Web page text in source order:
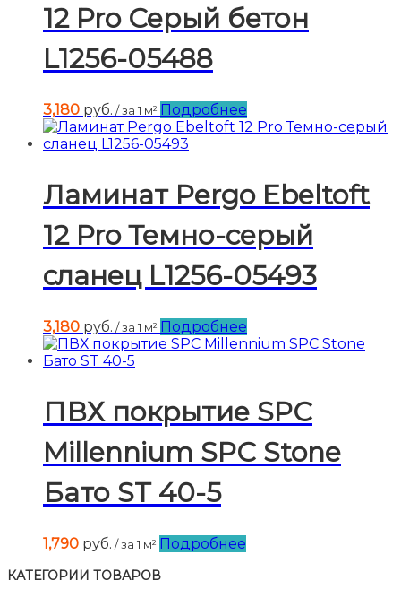
12 Pro Серый бетон
L1256-05488
3,180 руб. / за 1 м² Подробнее
Ламинат Pergo Ebeltoft
12 Pro Темно-серый
сланец L1256-05493
3,180 руб. / за 1 м² Подробнее
ПВХ покрытие SPC
Millennium SPC Stone
Бато ST 40-5
1,790 руб. / за 1 м² Подробнее
КАТЕГОРИИ ТОВАРОВ